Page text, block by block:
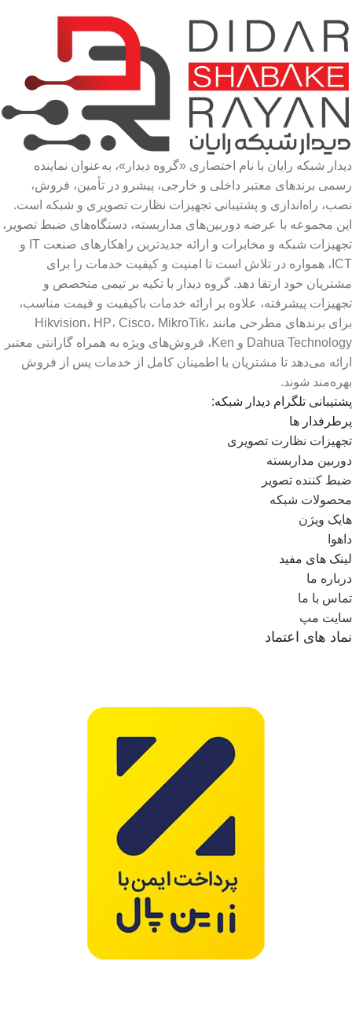
دیدار شبکه رایان با نام اختصاری «گروه دیدار»، به‌عنوان نماینده
رسمی برندهای معتبر داخلی و خارجی، پیشرو در تأمین، فروش،
نصب، راه‌اندازی و پشتیبانی تجهیزات نظارت تصویری و شبکه است.
این مجموعه با عرضه دوربین‌های مداربسته، دستگاه‌های ضبط تصویر،
تجهیزات شبکه و مخابرات و ارائه جدیدترین راهکارهای صنعت IT و
ICT، همواره در تلاش است تا امنیت و کیفیت خدمات را برای
مشتریان خود ارتقا دهد. گروه دیدار با تکیه بر تیمی متخصص و
تجهیزات پیشرفته، علاوه بر ارائه خدمات باکیفیت و قیمت مناسب،
برای برندهای مطرحی مانند Hikvision، HP، Cisco، MikroTik،
Dahua Technology و Ken، فروش‌های ویژه به همراه گارانتی معتبر
ارائه می‌دهد تا مشتریان با اطمینان کامل از خدمات پس از فروش
بهره‌مند شوند.
پشتیبانی تلگرام دیدار شبکه:
پرطرفدار ها
تجهیزات نظارت تصویری
دوربین مداربسته
ضبط کننده تصویر
محصولات شبکه
هایک ویژن
داهوا
لینک های مفید
درباره ما
تماس با ما
سایت مپ
نماد های اعتماد